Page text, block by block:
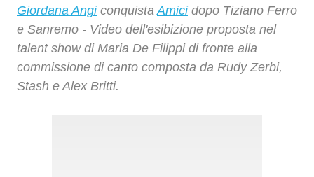
Giordana Angiconquista Amicidopo Tiziano Ferro
e Sanremo - Video dell'esibizione proposta nel
talent show di Maria De Filippi di fronte alla
commissione di canto composta da Rudy Zerbi,
Stash e Alex Britti.